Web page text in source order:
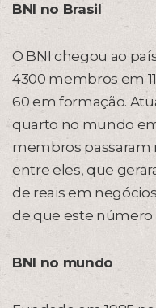
BNI no Brasil
O BNI chegou ao
4300 membros em
60 em formação.
quarto no mundo
membros passaram
entre eles, que
de reais em
de que este número
BNI no mundo